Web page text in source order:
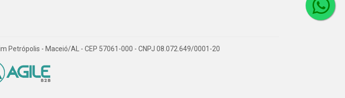
Petrópolis - Maceió/AL - CEP 57061-000 - CNPJ 08.072.649/0001-20